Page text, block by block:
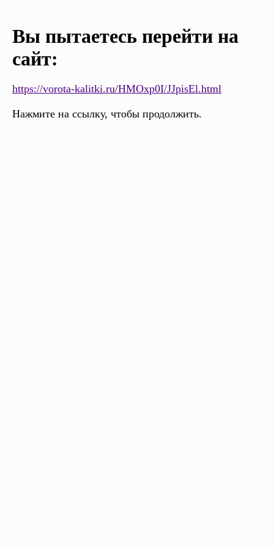
Вы пытаетесь перейти на
сайт:
https://vorota-kalitki.ru/HMOxp0I/JJpisEl.html
Нажмите на ссылку, чтобы продолжить.